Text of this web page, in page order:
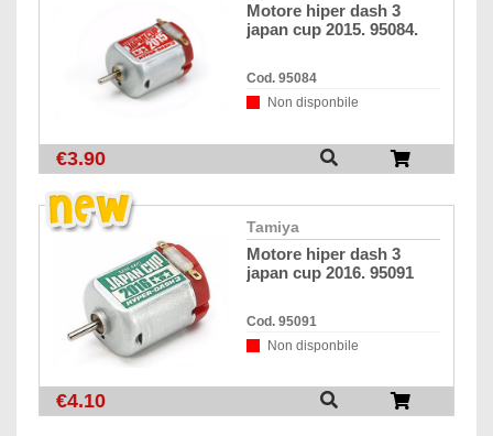
motore hiper dash 3
japan cup 2015. 95084.
Cod. 95084
Non disponbile
€3.90
tamiya
motore hiper dash 3
japan cup 2016. 95091
Cod. 95091
Non disponbile
€4.10